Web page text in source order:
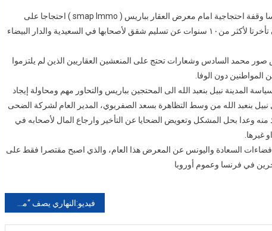
نظم عشرات المغاربة المقيمين في فرنسا وقفة احتجاجية امام معرض العقار بباريس ( smap Immo ) احتجاجا على
شركتي الضحى وفضاءات السعادة اللتان تأخرتا لأكثر من١٠ سنوات عن تسليم شقق لأصحابها في السعيدية والدار البيضاء
محمد السادس وشعارات تحتج على المنعشين العقاريين الذين لم يلتزموا
المواطنين دون الوفا.
السكنى وسياسة المدينة نبيل بنعبد الله الى المحتجين بباريس والتحاور مهم ومحاولة إيجاد
بنعبد الله من وسط التظاهرة بسعد الصفريوي، المدير العام لشركة الضحى
منه وعدا بحل المشكل وتعويض الضحايا عن التأخير وارجاع المال لأصحابه في
غيرها.
السعادة واليونس عن المعرض هذا العام، والذي اصبح مقتصرا فقط على
في فرنسا وعموم أوروبا